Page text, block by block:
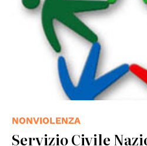
NONVIOLENZA
Servizio Civile